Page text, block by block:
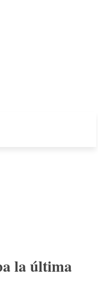
la última